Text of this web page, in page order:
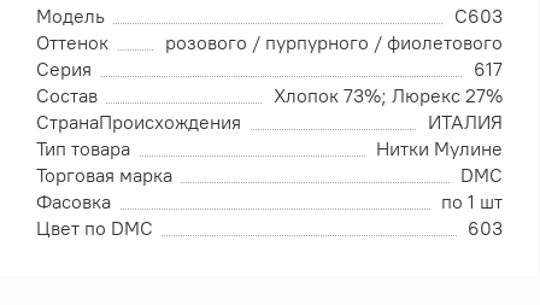
Модель
C603
Оттенок
розового / пурпурного / фиолетового
Серия
617
Состав
Хлопок 73%; Люрекс 27%
СтранаПроисхождения
ИТАЛИЯ
Тип товара
Нитки Мулине
Торговая марка
DMC
Фасовка
по 1 шт
Цвет по DMC
603